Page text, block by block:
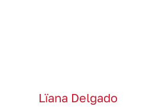
Lïana Delgado